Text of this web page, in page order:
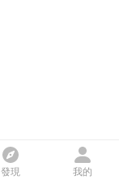
發現 我的